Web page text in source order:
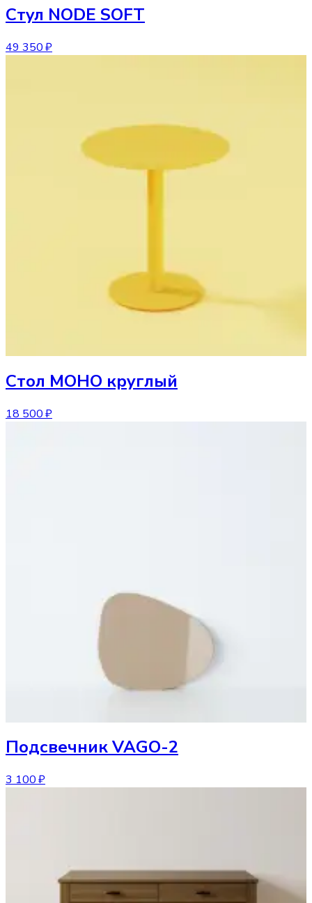
Стул NODE SOFT
49 350 ₽
Стол МОНО круглый
18 500 ₽
ПодсвечникVAGO-2
3 100 ₽